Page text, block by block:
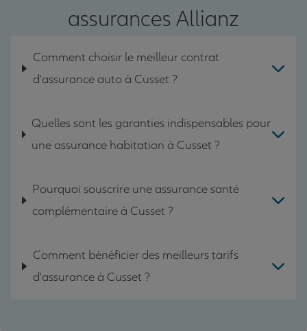
assurances Allianz
Comment choisir le meilleur contrat
d'assurance auto à Cusset ?
Quelles sont les garanties indispensables pour
une assurance habitation à Cusset ?
Pourquoi souscrire une assurance santé
complémentaire à Cusset ?
Comment bénéficier des meilleurs tarifs
d'assurance à Cusset ?